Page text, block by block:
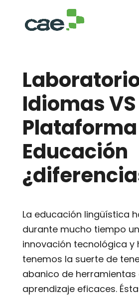
Idiomas VS
Educación
La educación lingüística
durante mucho tiempo
innovación tecnológica y
tenemos la suerte de
abanico de herramientas
aprendizaje eficaces.